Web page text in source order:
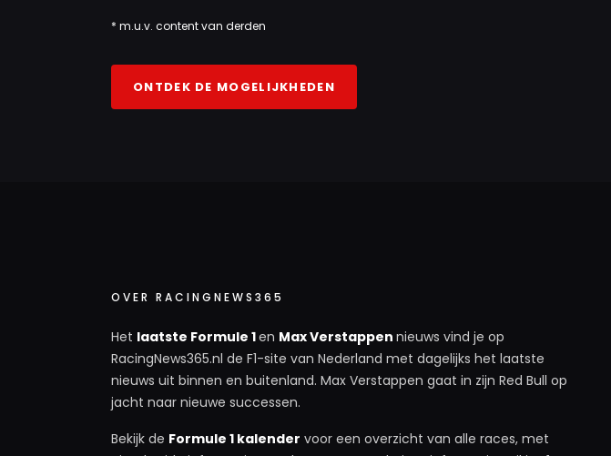
* m.u.v. content van derden
ONTDEK DE MOGELIJKHEDEN
OVER RACINGNEWS365
Het laatste Formule 1en Max Verstappen nieuws vind je op
RacingNews365.nl de F1-site van Nederland met dagelijks het laatste
nieuws uit binnen en buitenland. Max Verstappen gaat in zijn Red Bull op
jacht naar nieuwe successen.
Bekijk de Formule 1 kalender voor een overzicht van alle races, met